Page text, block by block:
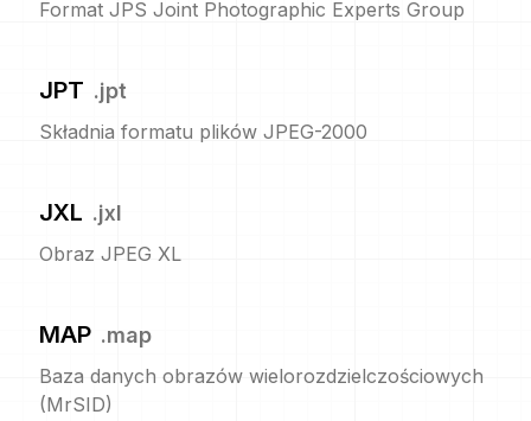
Format JPS Joint Photographic Experts Group
JPT .jpt
Składnia formatu plików JPEG-2000
JXL .jxl
Obraz JPEG XL
MAP .map
Baza danych obrazów wielorozdzielczościowych
(MrSID)